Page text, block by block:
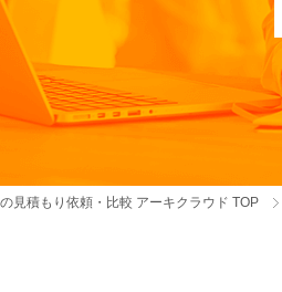
見積もり依頼・比較 アーキクラウド TOP